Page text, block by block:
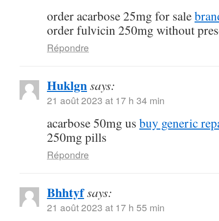
order acarbose 25mg for sale
order fulvicin 250mg without
Répondre
Huklgnsays:
21 août 2023 at 17 h 34 min
acarbose 50mg us buy generic
250mg pills
Répondre
Bhhtyfsays:
21 août 2023 at 17 h 55 min